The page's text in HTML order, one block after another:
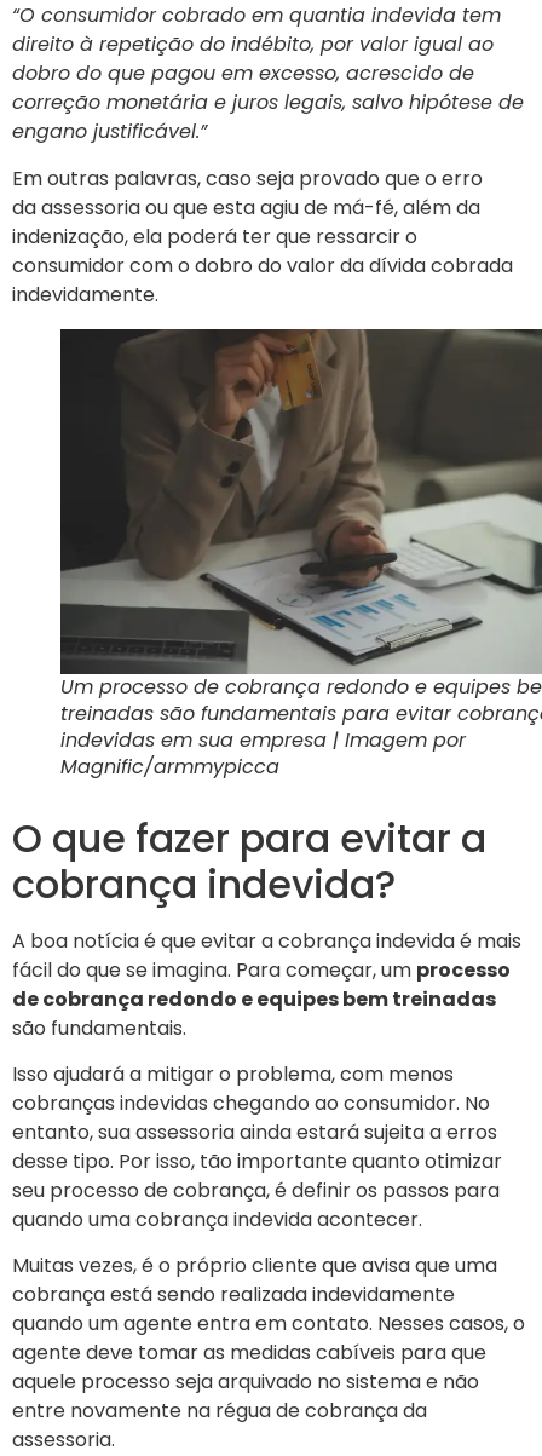
“O consumidor cobrado em quantia indevida tem
direito à repetição do indébito, por valor igual ao
dobro do que pagou em excesso, acrescido de
correção monetária e juros legais, salvo hipótese de
engano justificável.”
Em outras palavras, caso seja provado que o erro
da assessoria ou que esta agiu de má-fé, além da
indenização, ela poderá ter que ressarcir o
consumidor com o dobro do valor da dívida cobrada
indevidamente.
Um processo de cobrança redondo e equipes
treinadas são fundamentais para evitar
indevidas em sua empresa | Imagem por
Magnific/armmypicca
O que fazer para evitar a
cobrança indevida?
A boa notícia é que evitar a cobrança indevida é mais
fácil do que se imagina. Para começar, um processo
de cobrança redondo e equipes bem treinadas
são fundamentais.
Isso ajudará a mitigar o problema, com menos
cobranças indevidas chegando ao consumidor. No
entanto, sua assessoria ainda estará sujeita a erros
desse tipo. Por isso, tão importante quanto otimizar
seu processo de cobrança, é definir os passos para
quando uma cobrança indevida acontecer.
Muitas vezes, é o próprio cliente que avisa que uma
cobrança está sendo realizada indevidamente
quando um agente entra em contato. Nesses casos, o
agente deve tomar as medidas cabíveis para que
aquele processo seja arquivado no sistema e não
entre novamente na régua de cobrança da
assessoria.